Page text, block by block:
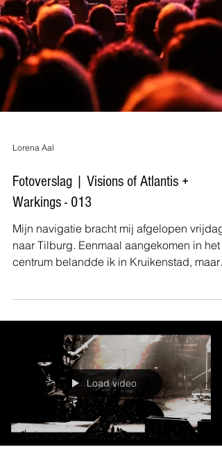
Lorena Aal
Fotoverslag | Visions of Atlantis +
Warkings - 013
Mijn navigatie bracht mij afgelopen vrijdag
naar Tilburg. Eenmaal aangekomen in het
centrum belandde ik in Kruikenstad, maar
binnen Poppodium 013 werden we welkom
geheten in Tilburgus, AH-UH! Het was niet
de meest ideale dag om als metalfan in